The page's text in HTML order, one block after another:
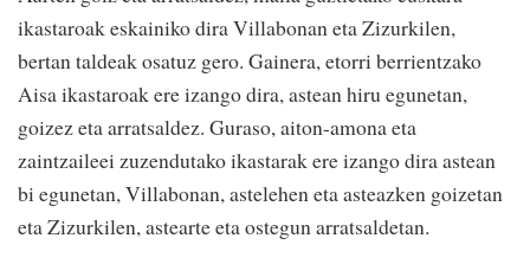
ikastaroak eskainiko dira Villabonan eta Zizurkilen,
bertan taldeak osatuz gero. Gainera, etorri berrientzako
Aisa ikastaroak ere izango dira, astean hiru egunetan,
goizez eta arratsaldez. Guraso, aiton-amona eta
zaintzaileei zuzendutako ikastarak ere izango dira astean
bi egunetan, Villabonan, astelehen eta asteazken goizetan
eta Zizurkilen, astearte eta ostegun arratsaldetan.